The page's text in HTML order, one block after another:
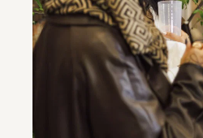
©SCHIRN, Foto: Esra Klein